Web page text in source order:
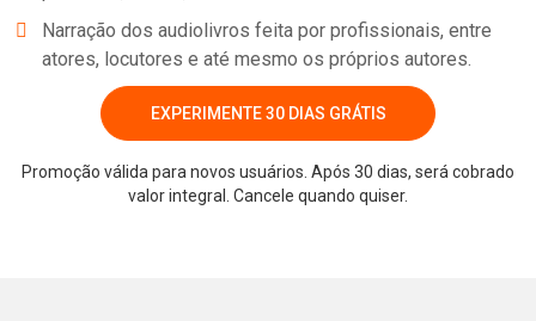
Narração dos audiolivros feita por profissionais, entre
atores, locutores e até mesmo os próprios autores.
EXPERIMENTE 30 DIAS GRÁTIS
Promoção válida para novos usuários. Após 30 dias, será cobrado
valor integral. Cancele quando quiser.